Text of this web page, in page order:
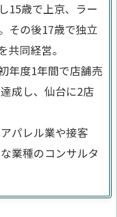
15歳で上京、ラー
その後17歳で独立
共同経営。
年度1年間で店舗売
成し、仙台に2店
パレル業や接客
業種のコンサルタ